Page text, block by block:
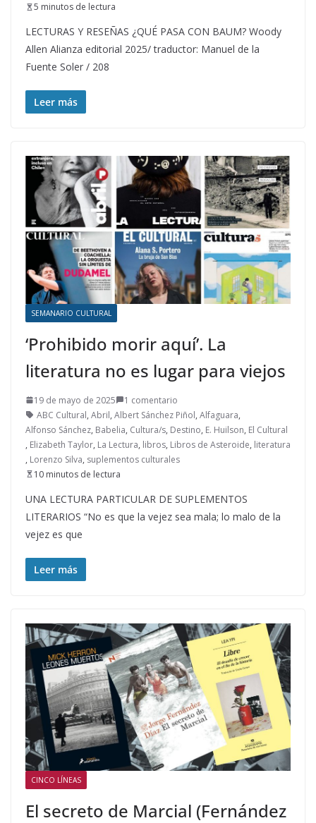
5 minutos de lectura
LECTURAS Y RESEÑAS ¿QUÉ PASA CON BAUM? Woody
Allen Alianza editorial 2025/ traductor: Manuel de la
Fuente Soler / 208
Leer más
SEMANARIO CULTURAL
‘Prohibido morir aquí’. La
literatura no es lugar para viejos
19 de mayo de 2025
1 comentario
ABC Cultural, Abril, Albert Sánchez Piñol, Alfaguara,
Alfonso Sánchez, Babelia, Cultura/s, Destino, E. Huilson, El Cultural
, Elizabeth Taylor, La Lectura, libros, Libros de Asteroide, literatura
, Lorenzo Silva, suplementos culturales
10 minutos de lectura
UNA LECTURA PARTICULAR DE SUPLEMENTOS
LITERARIOS “No es que la vejez sea mala; lo malo de la
vejez es que
Leer más
CINCO LÍNEAS
El secreto de Marcial (Fernández